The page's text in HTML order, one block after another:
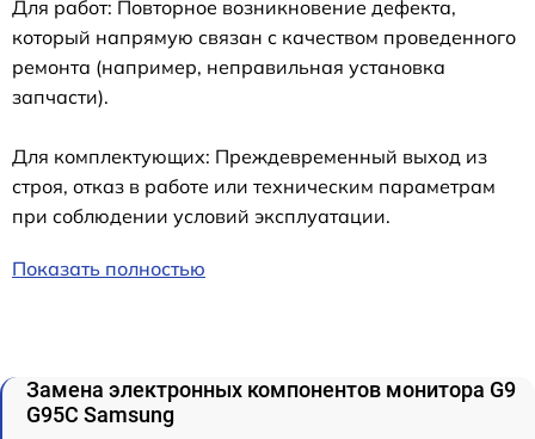
Для работ: Повторное возникновение дефекта,
который напрямую связан с качеством проведенного
ремонта (например, неправильная установка
запчасти).
Для комплектующих: Преждевременный выход из
строя, отказ в работе или техническим параметрам
при соблюдении условий эксплуатации.
Показать полностью
Замена электронных компонентов монитора G9
G95C Samsung